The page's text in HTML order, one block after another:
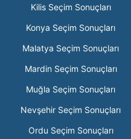
Kilis Seçim Sonuçları
Konya Seçim Sonuçları
Malatya Seçim Sonuçları
Mardin Seçim Sonuçları
Muğla Seçim Sonuçları
Nevşehir Seçim Sonuçları
Ordu Seçim Sonuçları